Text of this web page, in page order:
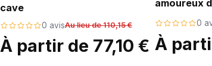
cave
0 avisAu lieu de 110,15 €
À partir de 77,10 €
amoureux
0
À